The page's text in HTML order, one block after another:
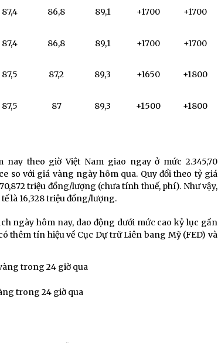
87,4 86,8 89,1 +1700 +1700
87,4 86,8 89,1 +1700 +1700
87,5 87,2 89,3 +1650 +1800
87,5 87 89,3 +1500 +1800
theo giờ Việt Nam giao ngay ở mức 2.345,70
so với giá vàng ngày hôm qua. Quy đổi theo tỷ giá
triệu đồng/lượng (chưa tính thuế, phí). Như vậy,
là 16,328 triệu đồng/lượng.
ngày hôm nay, dao động dưới mức cao kỷ lục gần
thêm tín hiệu về Cục Dự trữ Liên bang Mỹ (FED) và
trong 24 giờ qua